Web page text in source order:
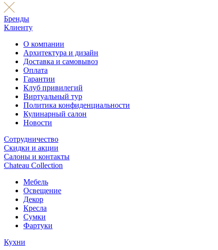
Бренды
Клиенту
О компании
Архитектура и дизайн
Доставка и самовывоз
Оплата
Гарантии
Клуб привилегий
Виртуальный тур
Политика конфиденциальности
Кулинарный салон
Новости
Сотрудничество
Скидки и акции
Салоны и контакты
Chateau Collection
Мебель
Освещение
Декор
Кресла
Сумки
Фартуки
Кухни